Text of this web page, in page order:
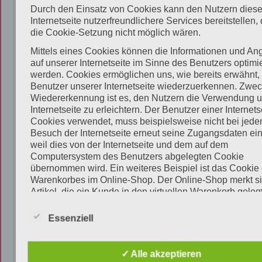
rr
a
fr
e
u
n
d
li
c
h
&
u
k
m
Durch den Einsatz von Cookies kann den Nutzern
Internetseite nutzerfreundlichere Services bereitstellen,
die Cookie-Setzung nicht möglich wären.
Mittels eines Cookies können die Informationen und
auf unserer Internetseite im Sinne des Benutzers
werden. Cookies ermöglichen uns, wie bereits erwähnt,
Benutzer unserer Internetseite wiederzuerkennen.
Wiedererkennung ist es, den Nutzern die Verwendung
Internetseite zu erleichtern. Der Benutzer einer
Cookies verwendet, muss beispielsweise nicht bei
Besuch der Internetseite erneut seine Zugangsdaten
weil dies von der Internetseite und dem auf dem
Computersystem des Benutzers abgelegten Cookie
übernommen wird. Ein weiteres Beispiel ist das Cookie
Warenkorbes im Online-Shop. Der Online-Shop merkt
Artikel, die ein Kunde in den virtuellen Warenkorb
Die betroffene Person kann die Setzung von Cookies
der Setzung von Cookies dauerhaft widersprechen.
Essenziell
✓ Alle akzeptieren